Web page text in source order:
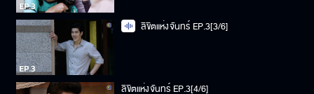
ลิขิตแห่งจันทร์ EP.3[3/6]
ลิขิตแห่งจันทร์ EP.3[4/6]